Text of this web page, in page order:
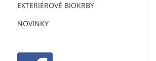
EXTERIÉROVÉ BIOKRBY
NOVINKY